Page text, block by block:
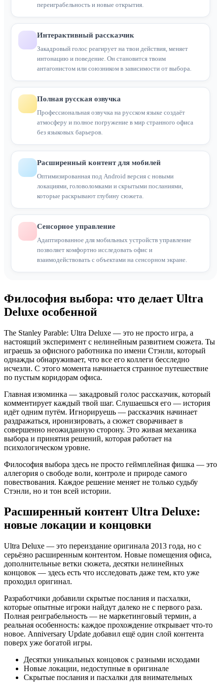
переиграбельность и новые открытия.
Интерактивный рассказчик
Закадровый голос реагирует на твои действия, меняет
интонацию и поведение. Он становится твоим
антагонистом или союзником в зависимости от выбора.
Полная русская озвучка
Профессиональная озвучка на русском языке создаёт
атмосферу и полное погружение в мир странного офиса
без языковых барьеров.
Расширенный контент для мобилей
Оптимизированная под Android версия с новыми
локациями, головоломками и скрытыми посланиями,
которые раскрывают глубину сюжета.
Сенсорное управление
Адаптированное для мобильных устройств управление
позволяет комфортно исследовать офис и
взаимодействовать с объектами на сенсорном экране.
Философия выбора: что делает Ultra
Deluxe особенной
The Stanley Parable: Ultra Deluxe — это не просто игра, а
настоящий эксперимент с нелинейным развитием сюжета. Ты
играешь за офисного работника по имени Стэнли, который
однажды обнаруживает, что все его коллеги бесследно
исчезли. С этого момента начинается странное путешествие
по пустым коридорам офиса.
Главная изюминка — закадровый голос рассказчик, который
комментирует каждый твой шаг. Слушаешься его — история
идёт одним путём. Игнорируешь — рассказчик начинает
раздражаться, иронизировать, а сюжет сворачивает в
совершенно неожиданную сторону. Это живая механика
выбора и принятия решений, которая работает на
психологическом уровне.
Философия выбора здесь не просто геймплейная фишка — это
аллегория о свободе воли, контроле и природе самого
повествования. Каждое решение меняет не только судьбу
Стэнли, но и тон всей истории.
Расширенный контент Ultra Deluxe:
новые локации и концовки
Ultra Deluxe — это переиздание оригинала 2013 года, но с
серьёзно расширенным контентом. Новые помещения офиса,
дополнительные ветки сюжета, десятки нелинейных
концовок — здесь есть что исследовать даже тем, кто уже
проходил оригинал.
Разработчики добавили скрытые послания и пасхалки,
которые опытные игроки найдут далеко не с первого раза.
Полная реиграбельность — не маркетинговый термин, а
реальная особенность: каждое прохождение открывает что-то
новое. Anniversary Update добавил ещё один слой контента
поверх уже богатой игры.
Десятки уникальных концовок с разными исходами
Новые локации, недоступные в оригинале
Скрытые послания и пасхалки для внимательных